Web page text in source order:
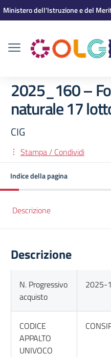
Vai ai contenuti
Vai al menu di navigazione
Vai al footer
Ministero dell'Istruzione e del
2025_160 –
naturale 17
CIG
Stampa / Condividi
Indice della pagina
Descrizione
Descrizione
N. Progressivo
acquisto
2025-
CODICE
APPALTO
UNIVOCO